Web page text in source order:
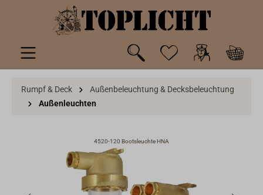
springen
Rumpf & Deck
Außenbeleuchtung & Decksbeleuchtung
Außenleuchten
4520-120 Bootsleuchte HNA